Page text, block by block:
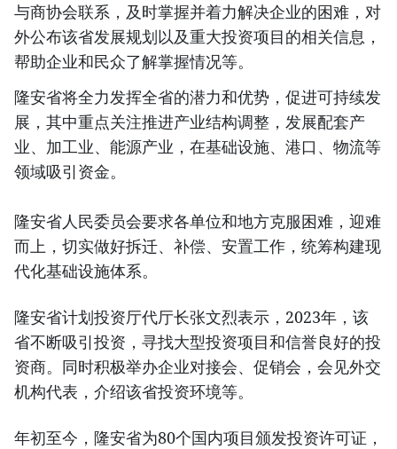
与商协会联系，及时掌握并着力解决企业的困难，对
外公布该省发展规划以及重大投资项目的相关信息，
帮助企业和民众了解掌握情况等。
隆安省将全力发挥全省的潜力和优势，促进可持续发
展，其中重点关注推进产业结构调整，发展配套产
业、加工业、能源产业，在基础设施、港口、物流等
领域吸引资金。
隆安省人民委员会要求各单位和地方克服困难，迎难
而上，切实做好拆迁、补偿、安置工作，统筹构建现
代化基础设施体系。
隆安省计划投资厅代厅长张文烈表示，2023年，该
省不断吸引投资，寻找大型投资项目和信誉良好的投
资商。同时积极举办企业对接会、促销会，会见外交
机构代表，介绍该省投资环境等。
年初至今，隆安省为80个国内项目颁发投资许可证，